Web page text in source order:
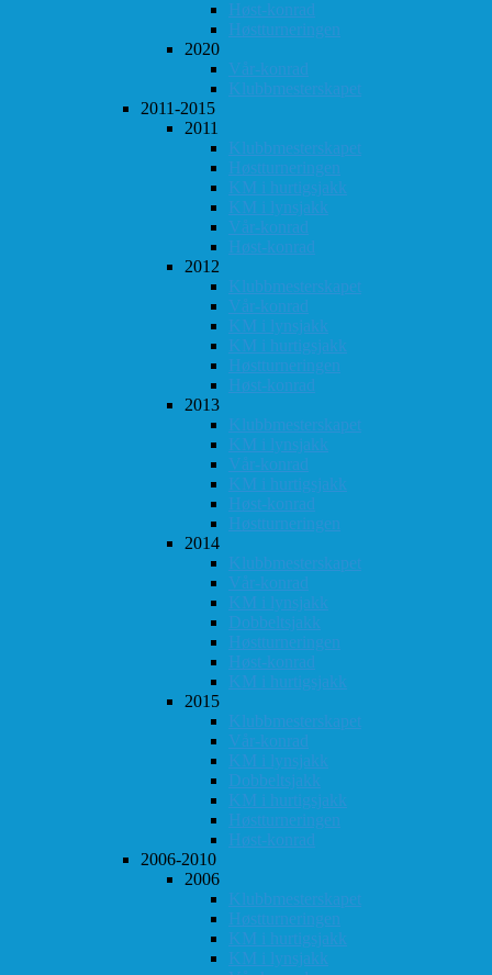
Høst-konrad
Høstturneringen
2020
Vår-konrad
Klubbmesterskapet
2011-2015
2011
Klubbmesterskapet
Høstturneringen
KM i hurtigsjakk
KM i lynsjakk
Vår-konrad
Høst-konrad
2012
Klubbmesterskapet
Vår-konrad
KM i lynsjakk
KM i hurtigsjakk
Høstturneringen
Høst-konrad
2013
Klubbmesterskapet
KM i lynsjakk
Vår-konrad
KM i hurtigsjakk
Høst-konrad
Høstturneringen
2014
Klubbmesterskapet
Vår-konrad
KM i lynsjakk
Dobbeltsjakk
Høstturneringen
Høst-konrad
KM i hurtigsjakk
2015
Klubbmesterskapet
Vår-konrad
KM i lynsjakk
Dobbeltsjakk
KM i hurtigsjakk
Høstturneringen
Høst-konrad
2006-2010
2006
Klubbmesterskapet
Høstturneringen
KM i hurtigsjakk
KM i lynsjakk